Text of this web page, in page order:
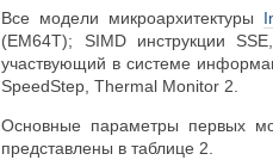
Все модели микроархитектуры
(EM64T); SIMD инструкции
участвующий в системе
SpeedStep, Thermal Monitor 2.
Основные параметры первых
представлены в таблице 2.